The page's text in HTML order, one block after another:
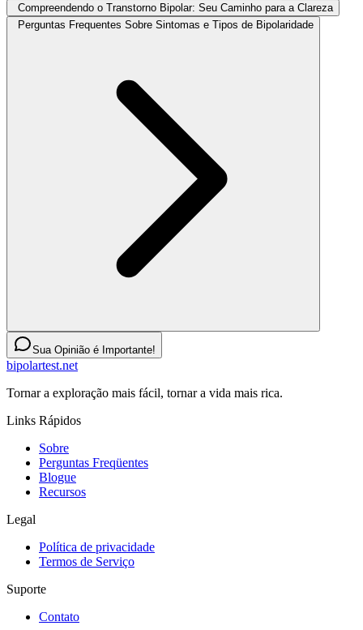
Compreendendo o Transtorno Bipolar: Seu Caminho para a Clareza
Perguntas Frequentes Sobre Sintomas e Tipos de Bipolaridade
Sua Opinião é Importante!
bipolartest.net
Tornar a exploração mais fácil, tornar a vida mais rica.
Links Rápidos
Sobre
Perguntas Freqüentes
Blogue
Recursos
Legal
Política de privacidade
Termos de Serviço
Suporte
Contato